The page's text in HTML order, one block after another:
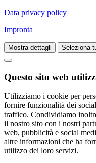
Data privacy policy
Impronta
Mostra dettagli Seleziona
Questo sito web
Utilizziamo i cookie per
fornire funzionalità dei
traffico. Condividiamo
il nostro sito con i nostri
web, pubblicità e social
altre informazioni che ha
utilizzo dei loro servizi.